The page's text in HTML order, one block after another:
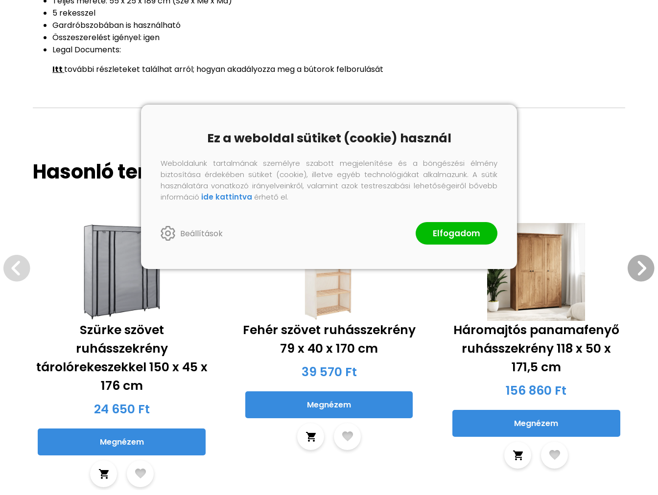
5 rekesszel
Gardróbszobában is használható
Összeszerelést igényel: igen
Legal Documents:
Itt további részleteket találhat arról; hogyan akadályozza meg a bútorok felborulását
Hasonló termékek
Szürke szövet
ruhásszekrény
tárolórekeszekkel 150 x 45 x
176 cm
24 650 Ft
Megnézem
Fehér szövet ruhásszekrény
79 x 40 x 170 cm
39 570 Ft
Megnézem
Háromajtós panamafenyő
ruhásszekrény 118 x 50 x
171,5 cm
156 860 Ft
Megnézem
Ez a weboldal sütiket (cookie) használ
Weboldalunk tartalmának személyre szabott megjelenítése és a böngészési élmény
biztosítása érdekében sütiket (cookie), illetve egyéb technológiákat alkalmazunk. A sütik
használatára vonatkozó irányelveinkről, valamint azok testreszabási lehetőségeiről bővebb
információ ide kattintva érhető el.
Beállítások Elfogadom